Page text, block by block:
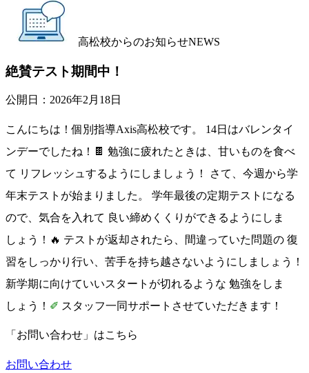
高松校からのお知らせNEWS
絶賛テスト期間中！
公開日： 2026年2月18日
こんにちは！個別指導Axis高松校です。 14日はバレンタイ
ンデーでしたね！🍫 勉強に疲れたときは、甘いものを食べ
て リフレッシュするようにしましょう！ さて、今週から学
年末テストが始まりました。 学年最後の定期テストになる
ので、気合を入れて 良い締めくくりができるようにしま
しょう！🔥 テストが返却されたら、間違っていた問題の 復
習をしっかり行い、苦手を持ち越さないようにしましょう！
新学期に向けていいスタートが切れるような 勉強をしま
しょう！ ✐ スタッフ一同サポートさせていただきます！
「お問い合わせ」はこちら
お問い合わせ